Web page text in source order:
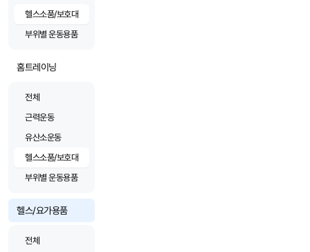
헬스소품/보호대
부위별 운동용품
홈트레이닝
전체
근력운동
유산소운동
헬스소품/보호대
부위별 운동용품
헬스/요가용품
전체